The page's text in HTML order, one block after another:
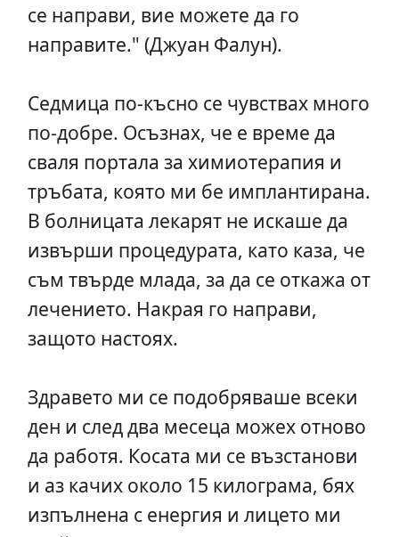
се направи, вие можете да го
направите." (Джуан Фалун).
Седмица по-късно се чувствах много
по-добре. Осъзнах, че е време да
сваля портала за химиотерапия и
тръбата, която ми бе имплантирана.
В болницата лекарят не искаше да
извърши процедурата, като каза, че
съм твърде млада, за да се откажа от
лечението. Накрая го направи,
защото настоях.
Здравето ми се подобряваше всеки
ден и след два месеца можех отново
да работя. Косата ми се възстанови
и аз качих около 15 килограма, бях
изпълнена с енергия и лицето ми